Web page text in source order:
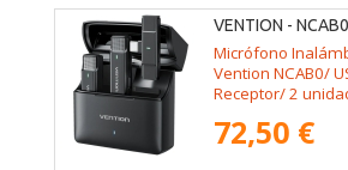
VENTION - NCAB0
Micrófono
Vention NCAB0/
Receptor/ 2
72,50 €